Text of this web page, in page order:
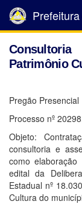
Patrimônio
Pregão
Processo nº
Objeto:
consultoria e
como
edital da
Estadual nº
Cultura do